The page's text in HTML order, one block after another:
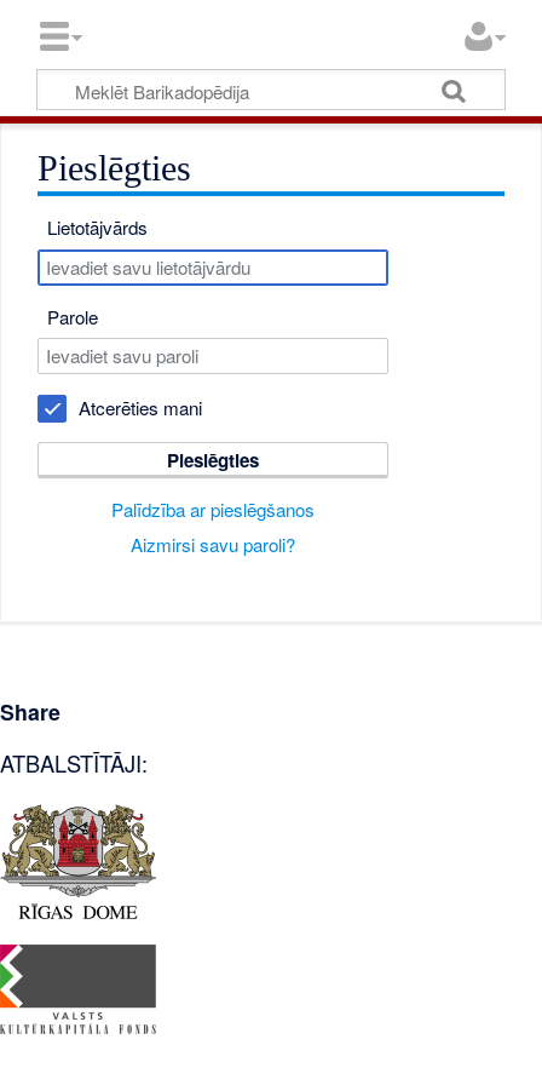
Pieslēgties
Lietotājvārds
Parole
Atcerēties mani
Pieslēgties
Palīdzība ar pieslēgšanos
Aizmirsi savu paroli?
Share
ATBALSTĪTĀJI: